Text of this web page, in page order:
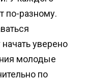
по-разному.
уверено
молодые
по